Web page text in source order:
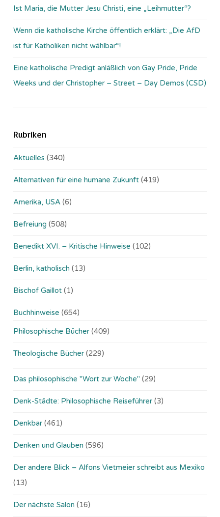
Ist Maria, die Mutter Jesu Christi, eine „Leihmutter“?
Wenn die katholische Kirche öffentlich erklärt: „Die AfD
ist für Katholiken nicht wählbar“!
Eine katholische Predigt anläßlich von Gay Pride, Pride
Weeks und der Christopher – Street – Day Demos (CSD)
Rubriken
Aktuelles (340)
Alternativen für eine humane Zukunft (419)
Amerika, USA (6)
Befreiung (508)
Benedikt XVI. – Kritische Hinweise (102)
Berlin, katholisch (13)
Bischof Gaillot (1)
Buchhinweise (654)
Philosophische Bücher (409)
Theologische Bücher (229)
Das philosophische "Wort zur Woche" (29)
Denk-Städte: Philosophische Reiseführer (3)
Denkbar (461)
Denken und Glauben (596)
Der andere Blick – Alfons Vietmeier schreibt aus Mexiko
(13)
Der nächste Salon (16)